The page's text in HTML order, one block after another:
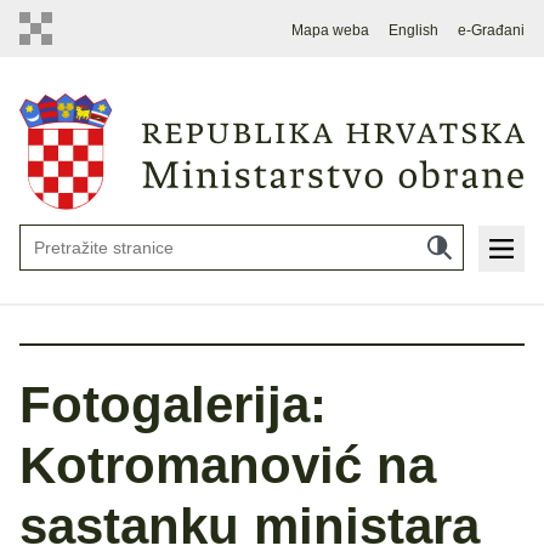
Mapa weba English e-Građani
Fotogalerija:
Kotromanović na
sastanku ministara